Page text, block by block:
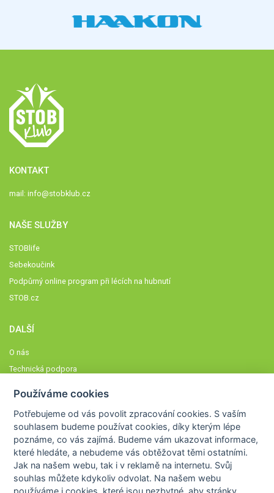
KONTAKT
mail: info@stobklub.cz
NAŠE SLUŽBY
STOBlife
Sebekoučink
Podpůrný online program při lécích na hubnutí
STOB.cz
DALŠÍ
O nás
Technická podpora
Členové STOBklubu
Zásady nakládání s osobními údaji
Otestujte se
Spočítejte si
Výzva 52
Používáme cookies
Potřebujeme od vás povolit zpracování cookies. S vaším
souhlasem budeme používat cookies, díky kterým lépe
poznáme,co vás zajímá. Budeme vám ukazovat informace,
které hledáte, a nebudeme vás obtěžovat těmi ostatními.
Jak na našem webu, tak i v reklamě na internetu. Svůj
souhlas můžete kdykoliv odvolat. Na našem webu
používáme i cookies, které jsou nezbytné , aby stránky